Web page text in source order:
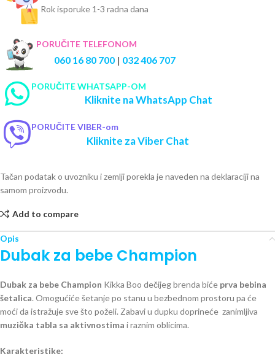
Rok isporuke 1-3 radna dana
PORUČITE TELEFONOM
060 16 80 700 | 032 406 707
PORUČITE WHATSAPP-OM
Kliknite na WhatsApp Chat
PORUČITE VIBER-om
Kliknite za Viber Chat
Tačan podatak o uvozniku i zemlji porekla je naveden na deklaraciji na
samom proizvodu.
Add to compare
Opis
Dubak za bebe Champion
Dubak za bebe Champion Kikka Boo dečijeg brenda biće prva bebina
šetalica. Omogućiće šetanje po stanu u bezbednom prostoru pa će
moći da istražuje sve što poželi. Zabavi u dupku doprineće zanimljiva
muzička tabla sa aktivnostima i raznim oblicima.
Karakteristike: